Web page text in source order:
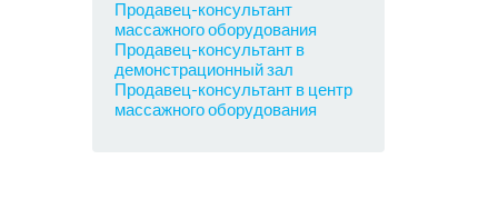
Продавец-консультант
массажного оборудования
Продавец-консультант в
демонстрационный зал
Продавец-консультант в центр
массажного оборудования